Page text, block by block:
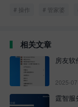
操作 管家婆
相关文章
房友
2025-
霆智服